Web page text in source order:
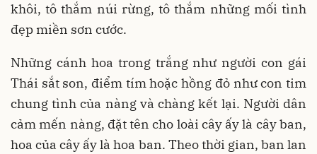
khôi, tô thắm núi rừng, tô thắm những mối tình
đẹp miền sơn cước.
Những cánh hoa trong trắng như người con gái
Thái sắt son, điểm tím hoặc hồng đỏ như con tim
chung tình của nàng và chàng kết lại. Người dân
cảm mến nàng, đặt tên cho loài cây ấy là cây ban,
hoa của cây ấy là hoa ban. Theo thời gian, ban lan